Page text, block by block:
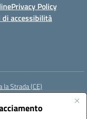
Privacy Policy
accessibilità
Strada (CE)